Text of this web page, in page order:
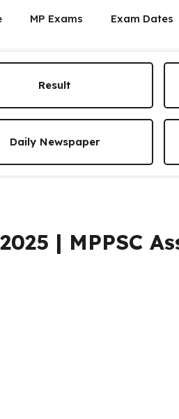
MP Exams Exam Dates
Result
Daily Newspaper
2025 | MPPSC